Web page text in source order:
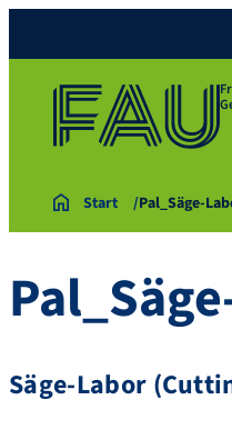
Start Pal_Säge-
Säge-Labor